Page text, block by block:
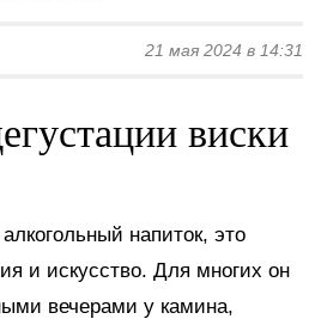
21 мая 2024 в 14:31
виски
напиток, это
и искусство. Для многих он
вечерами у камина,